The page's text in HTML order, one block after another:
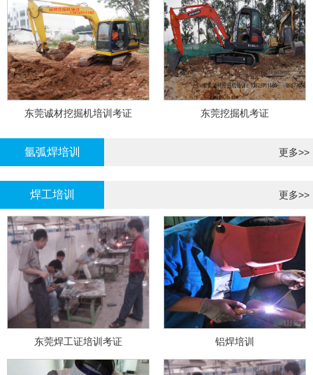
东莞诚材挖掘机培训考证 东莞挖掘机考证
氩弧焊培训 更多>>
焊工培训 更多>>
东莞焊工证培训考证 铝焊培训